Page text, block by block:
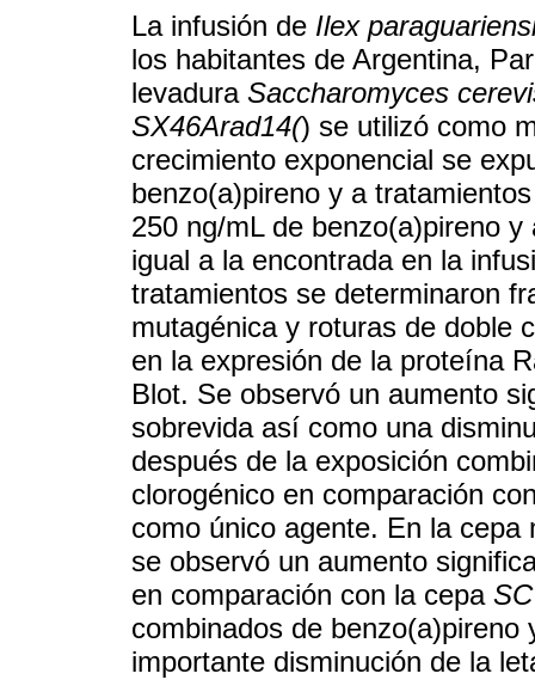
La infusión de Ilex
los habitantes de Argentina,
levadura Saccharomyces
SX46Arad14() se utilizó como
crecimiento exponencial se
benzo(a)pireno y a
250 ng/mL de benzo(a)pireno
igual a la encontrada en la
tratamientos se determinaron
mutagénica y roturas de doble
en la expresión de la proteína
Blot. Se observó un aumento
sobrevida así como una
después de la exposición
clorogénico en comparación
como único agente. En la
se observó un aumento
en comparación con la cepa
combinados de
importante disminución de la